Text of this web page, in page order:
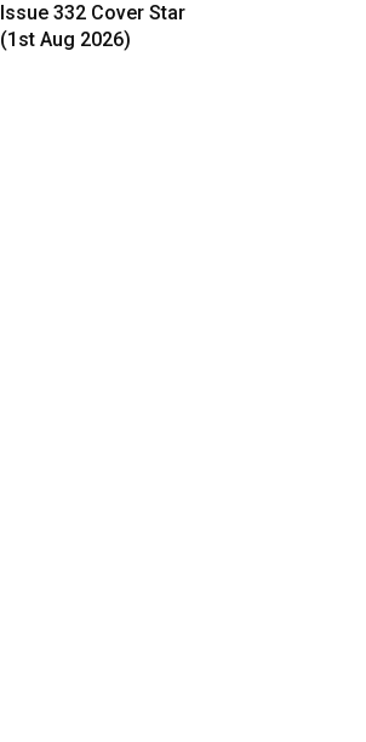
Issue 332 Cover Star
(1st Aug 2026)